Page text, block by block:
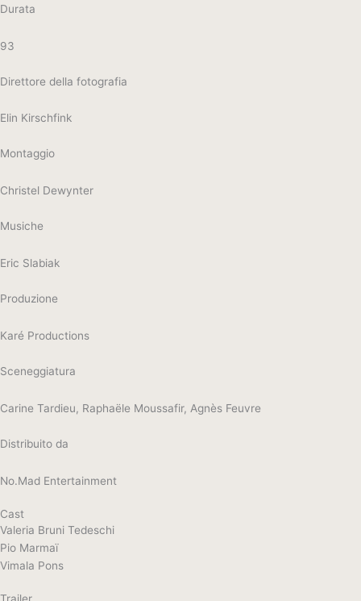
Durata
93
Direttore della fotografia
Elin Kirschfink
Montaggio
Christel Dewynter
Musiche
Eric Slabiak
Produzione
Karé Productions
Sceneggiatura
Carine Tardieu, Raphaële Moussafir, Agnès Feuvre
Distribuito da
No.Mad Entertainment
Cast
Valeria Bruni Tedeschi
Pio Marmaï
Vimala Pons